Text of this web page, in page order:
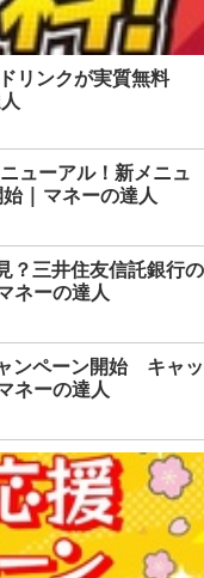
リンクが実質無料
ューアル！新メニュ
| マネーの達人
？三井住友信託銀行の
ネーの達人
ンペーン開始 キャッ
ネーの達人